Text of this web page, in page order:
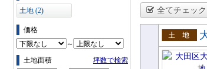
土地 (2)
価格
～
土地面積
坪数で検索
全てチェック
売土地